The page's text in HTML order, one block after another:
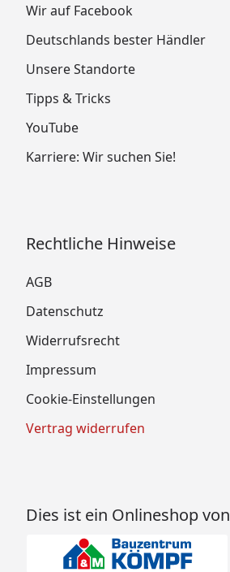
Wir auf Facebook
Deutschlands bester Händler
Unsere Standorte
Tipps & Tricks
YouTube
Karriere: Wir suchen Sie!
Rechtliche Hinweise
AGB
Datenschutz
Widerrufsrecht
Impressum
Cookie-Einstellungen
Vertrag widerrufen
Dies ist ein Onlineshop von